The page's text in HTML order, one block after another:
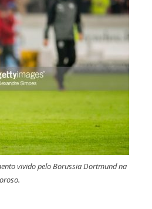
vivido pelo Borussia Dortmund na